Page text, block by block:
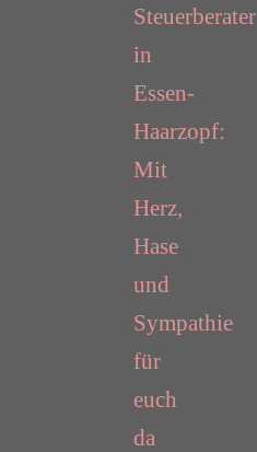
Steuerberater
in
Essen-
Haarzopf:
Mit
Herz,
Hase
und
Sympathie
für
euch
da